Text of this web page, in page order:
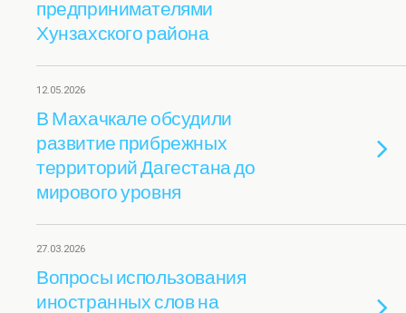
предпринимателями
Хунзахского района
12.05.2026
В Махачкале обсудили
развитие прибрежных
территорий Дагестана до
мирового уровня
27.03.2026
Вопросы использования
иностранных слов на